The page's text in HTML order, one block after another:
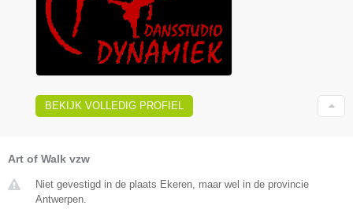
BEKIJK VOLLEDIG PROFIEL
Art of Walk vzw
Niet gevestigd in de plaats Ekeren, maar wel in de provincie
Antwerpen.